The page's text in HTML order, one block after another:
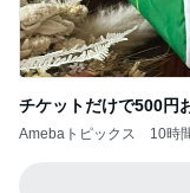
チケットだけで500円
Amebaトピックス 10時